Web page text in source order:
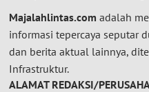
Majalahlintas.com adalah
informasi tepercaya seputar
dan berita aktual lainnya,
Infrastruktur.
ALAMAT REDAKSI/